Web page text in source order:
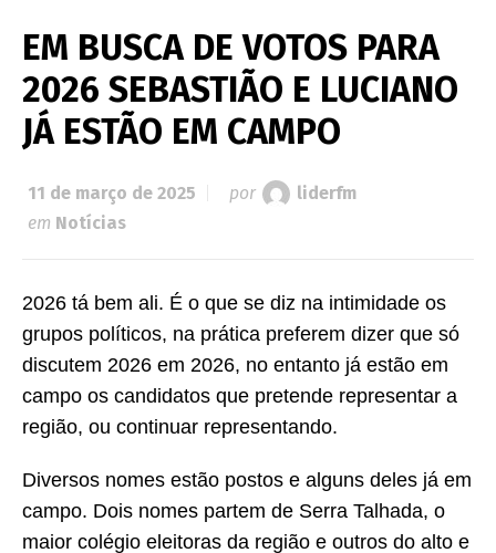
EM BUSCA DE VOTOS PARA
2026 SEBASTIÃO E LUCIANO
JÁ ESTÃO EM CAMPO
11 de março de 2025 por
liderfm
em Notícias
2026 tá bem ali. É o que se diz na intimidade os
grupos políticos, na prática preferem dizer que só
discutem 2026 em 2026, no entanto já estão em
campo os candidatos que pretende representar a
região, ou continuar representando.
Diversos nomes estão postos e alguns deles já em
campo. Dois nomes partem de Serra Talhada, o
maior colégio eleitoras da região e outros do alto e